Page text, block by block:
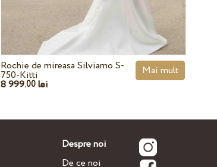
Rochie de mireasa Silviamo S-
750-Kitti
8 999.00 lei
Mai mult
Despre noi
De ce noi